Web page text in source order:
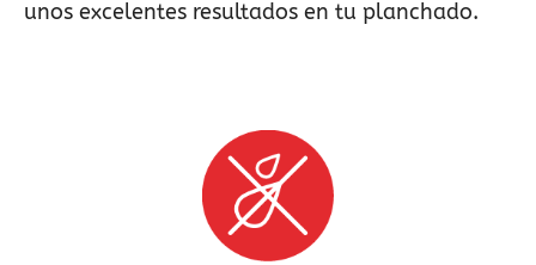
unos excelentes resultados en tu planchado.